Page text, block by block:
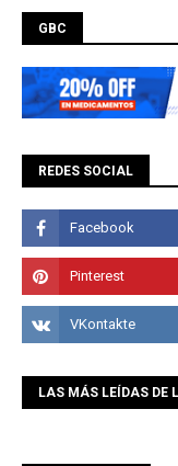
GBC
REDES SOCIAL
LAS MÁS LEÍDAS DE